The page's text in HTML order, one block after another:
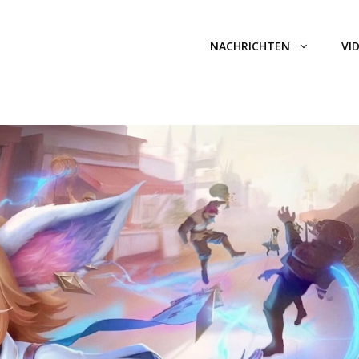
NACHRICHTEN